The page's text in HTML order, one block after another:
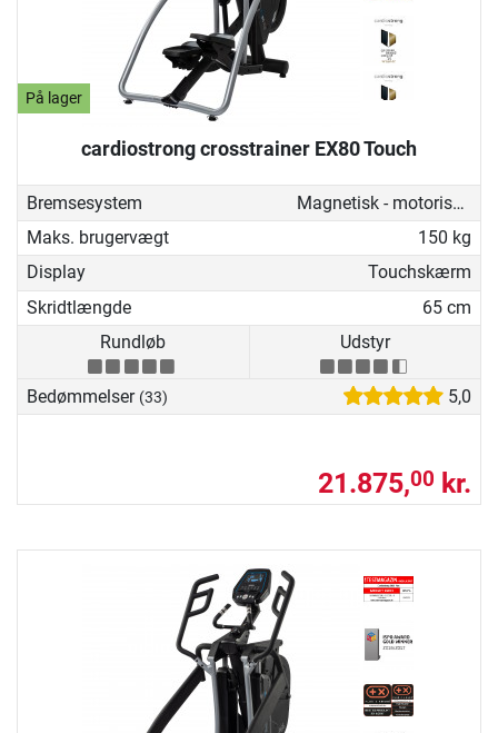
På lager
cardiostrong crosstrainer EX80 Touch
Bremsesystem
Magnetisk - motoriseret
Maks. brugervægt
150 kg
Display
Touchskærm
Skridtlængde
65 cm
Rundløb
Udstyr
Bedømmelser (33) 5,0
21.875,00 kr.